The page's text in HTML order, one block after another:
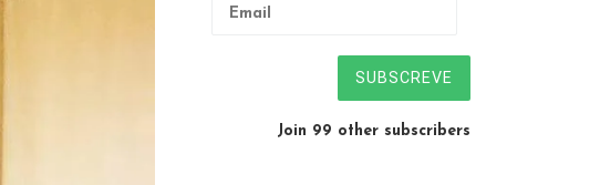
SUBSCREVE
Join 99 other subscribers